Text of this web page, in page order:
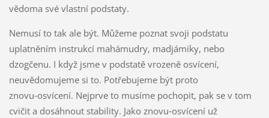
vědoma své vlastní podstaty.
Nemusí to tak ale být. Můžeme poznat svoji podstatu
uplatněním instrukcí mahámudry, madjámiky, nebo
dzogčenu. I když jsme v podstatě vrozeně osvícení,
neuvědomujeme si to. Potřebujeme být proto
znovu‑osvícení. Nejprve to musíme pochopit, pak se v tom
cvičit a dosáhnout stability. Jako znovu‑osvícení už